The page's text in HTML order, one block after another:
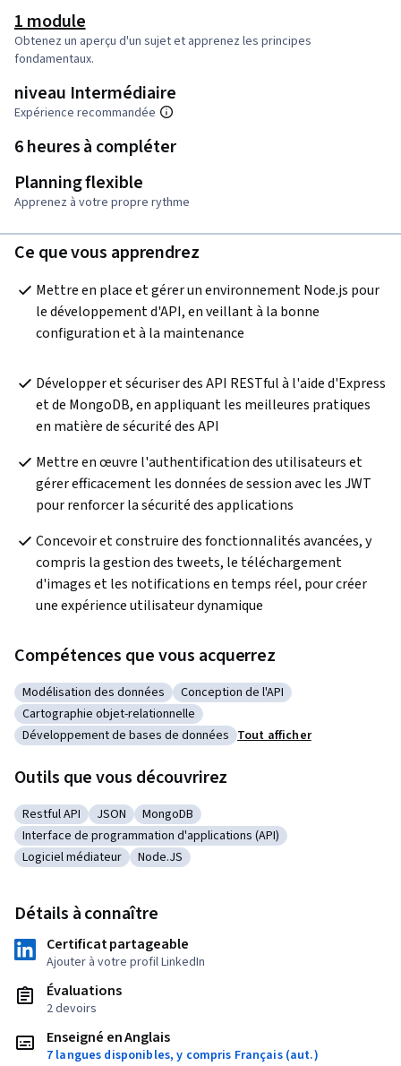
1 module
Obtenez un aperçu d'un sujet et apprenez les principes
fondamentaux.
niveau Intermédiaire
Expérience recommandée
6 heures à compléter
Planning flexible
Apprenez à votre propre rythme
Ce que vous apprendrez
Mettre en place et gérer un environnement Node.js pour
le développement d'API, en veillant à la bonne
configuration et à la maintenance
Développer et sécuriser des API RESTful à l'aide d'Express
et de MongoDB, en appliquant les meilleures pratiques
en matière de sécurité des API
Mettre en œuvre l'authentification des utilisateurs et
gérer efficacement les données de session avec les JWT
pour renforcer la sécurité des applications
Concevoir et construire des fonctionnalités avancées, y
compris la gestion des tweets, le téléchargement
d'images et les notifications en temps réel, pour créer
une expérience utilisateur dynamique
Compétences que vous acquerrez
Catégorie : Modélisation des données
Modélisation des données Catégorie : Conception de l'API
Conception de l'API
Catégorie : Cartographie objet-relationnelle
Cartographie objet-relationnelle
Catégorie : Développement de bases de données
Développement de bases de données Tout afficher
Outils que vous découvrirez
Catégorie : Restful API
Restful API Catégorie : JSON
JSON Catégorie : MongoDB
MongoDB
Catégorie : Interface de programmation d'applications (API)
Interface de programmation d'applications (API)
Catégorie : Logiciel médiateur
Logiciel médiateur Catégorie : Node.JS
Node.JS
Détails à connaître
Certificat partageable
Ajouter à votre profil LinkedIn
Évaluations
2 devoirs
Enseigné en Anglais
7 langues disponibles, y compris Français (aut.)